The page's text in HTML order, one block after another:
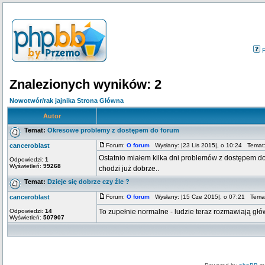
Znalezionych wyników: 2
Nowotwór/rak jajnika Strona Główna
Autor
Temat: Okresowe problemy z dostępem do forum
canceroblast
Odpowiedzi: 1
Wyświetleń: 99268
Forum: O forum Wysłany: |23 Lis 2015|, o 10:24
Ostatnio miałem kilka dni problemów z dostępem
chodzi już dobrze..
Temat: Dzieje się dobrze czy źle ?
canceroblast
Odpowiedzi: 14
Wyświetleń: 507907
Forum: O forum Wysłany: |15 Cze 2015|, o 07:21
To zupełnie normalne - ludzie teraz rozmawiają